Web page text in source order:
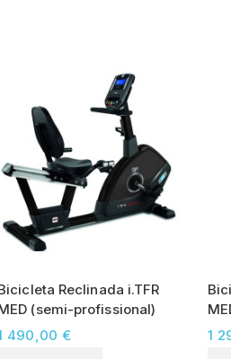
Reclinada i.TFR
(semi-profissional)
490,00 €
1